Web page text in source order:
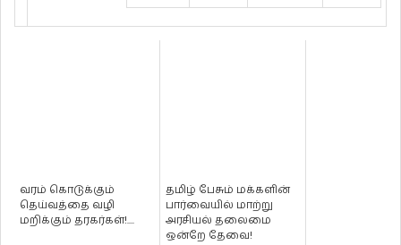
வரம் கொடுக்கும்
தெய்வத்தை வழி
மறிக்கும் தரகர்கள்!....
தமிழ் பேசும் மக்களின்
பார்வையில் மாற்று
அரசியல் தலைமை
ஒன்றே தேவை!